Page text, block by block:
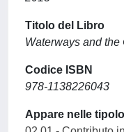
Titolo del Libro
Waterways and
Codice ISBN
978-1138226043
Appare nelle